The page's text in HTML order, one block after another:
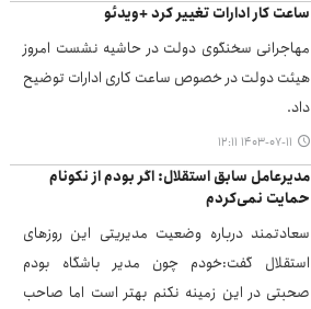
ساعت کار ادارات تغییر کرد +ویدئو
مهاجرانی سخنگوی دولت در حاشیه نشست امروز
هیئت دولت در خصوص ساعت کاری ادارات توضیح
داد.
۱۴۰۳-۰۷-۱۱ ۱۲:۱۱
مدیرعامل سابق استقلال: اگر بودم از نکونام
حمایت نمی‌کردم
سعادتمند درباره وضعیت مدیریتی این روزهای
استقلال گفت:خودم چون مدیر باشگاه بودم
صحبتی در این زمینه نکنم بهتر است اما صاحب